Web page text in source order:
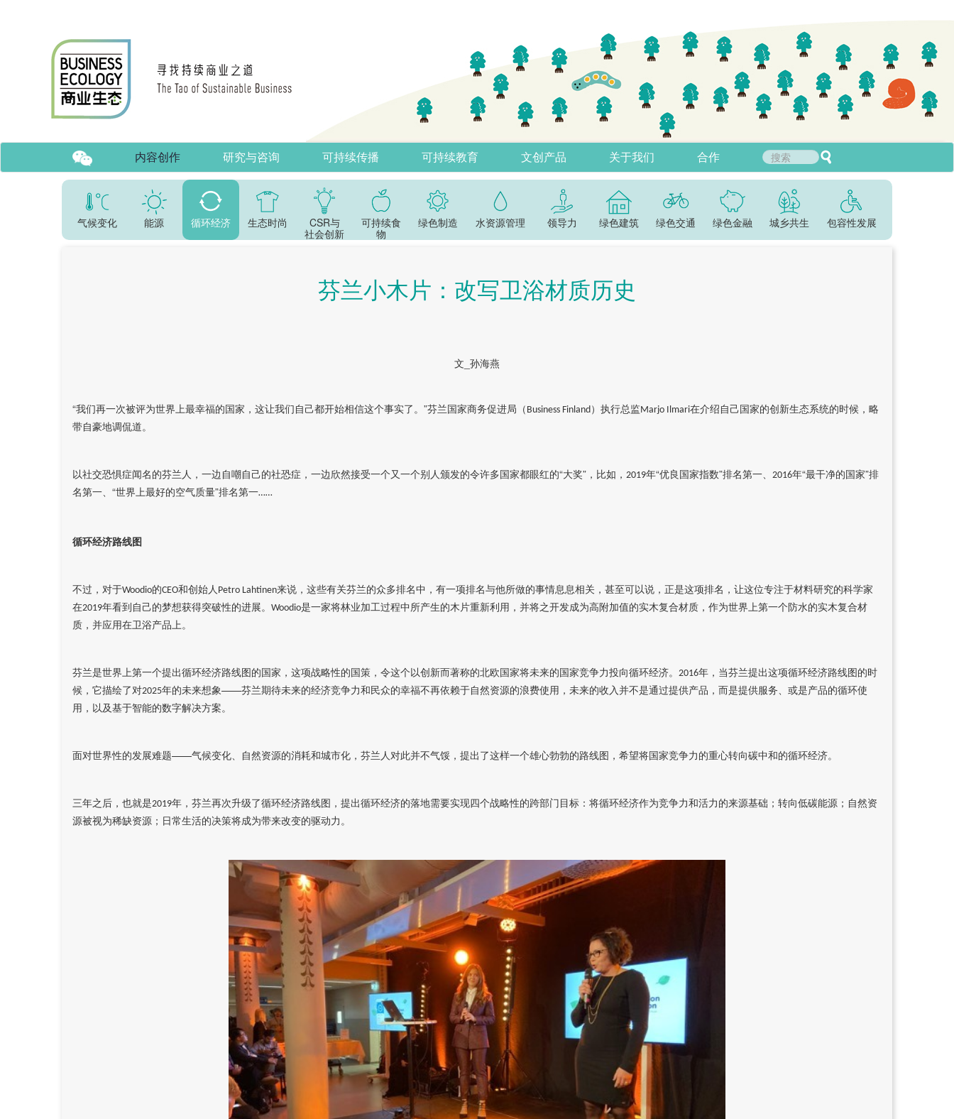
内容创作 研究与咨询 可持续传播 可持续教育 文创产品 关于我们 合作
气候变化 能源 循环经济 生态时尚
CSR与
社会创新
可持续食
物
绿色制造 水资源管理 领导力 绿色建筑 绿色交通 绿色金融 城乡共生 包容性发展
芬兰小木片：改写卫浴材质历史
文_孙海燕
“我们再一次被评为世界上最幸福的国家，这让我们自己都开始相信这个事实了。”芬兰国家商务促进局（ Business Finland ）执行总监 Marjo Ilmari在介绍自己国家的创新生态系统的时候，略
带自豪地调侃道。
以社交恐惧症闻名的芬兰人，一边自嘲自己的社恐症，一边欣然接受一个又一个别人颁发的令许多国家都眼红的“大奖”，比如， 2019年“优良国家指数”排名第一、 2016年“最干净的国家”排
名第一、“世界上最好的空气质量”排名第一……
循环经济路线图
不过，对于Woodio的CEO和创始人 Petro Lahtinen来说，这些有关芬兰的众多排名中，有一项排名与他所做的事情息息相关，甚至可以说，正是这项排名，让这位专注于材料研究的科学家
在2019年看到自己的梦想获得突破性的进展。 Woodio是一家将林业加工过程中所产生的木片重新利用，并将之开发成为高附加值的实木复合材质，作为世界上第一个防水的实木复合材
质，并应用在卫浴产品上。
芬兰是世界上第一个提出循环经济路线图的国家，这项战略性的国策，令这个以创新而著称的北欧国家将未来的国家竞争力投向循环经济。 2016年，当芬兰提出这项循环经济路线图的时
候，它描绘了对2025年的未来想象——芬兰期待未来的经济竞争力和民众的幸福不再依赖于自然资源的浪费使用，未来的收入并不是通过提供产品，而是提供服务、或是产品的循环使
用，以及基于智能的数字解决方案。
面对世界性的发展难题——气候变化、自然资源的消耗和城市化，芬兰人对此并不气馁，提出了这样一个雄心勃勃的路线图，希望将国家竞争力的重心转向碳中和的循环经济。
三年之后，也就是2019年，芬兰再次升级了循环经济路线图，提出循环经济的落地需要实现四个战略性的跨部门目标：将循环经济作为竞争力和活力的来源基础；转向低碳能源；自然资
源被视为稀缺资源；日常生活的决策将成为带来改变的驱动力。